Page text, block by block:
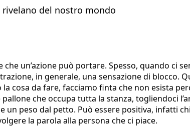
del nostro mondo
un’azione può portare. Spesso, quando ci
in generale, una sensazione di blocco.
cosa da fare, facciamo finta che non esista
che occupa tutta la stanza, togliendoci
peso dal petto. Può essere positiva, infatti
la parola alla persona che ci piace.